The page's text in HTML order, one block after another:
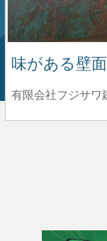
味がある壁
有限会社フジサワ